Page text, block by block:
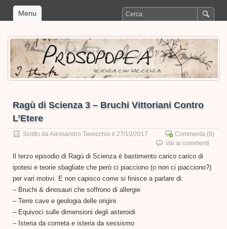
Menu
Ragù di Scienza 3 – Bruchi Vittoriani Contro
L’Etere
Scritto da Alessandro Tavecchio il 27/10/2017 Commenta (0)
Vai ai commenti
Il terzo episodio di Ragù di Scienza è bastimento carico carico di
ipotesi e teorie sbagliate che però ci piacciono (o non ci piacciono?)
per vari motivi. E non capisco come si finisce a parlare di:
– Bruchi & dinosauri che soffrono di allergie
– Terre cave e geologia delle origini
– Equivoci sulle dimensioni degli asteroidi
– Isteria da cometa e isteria da sessismo